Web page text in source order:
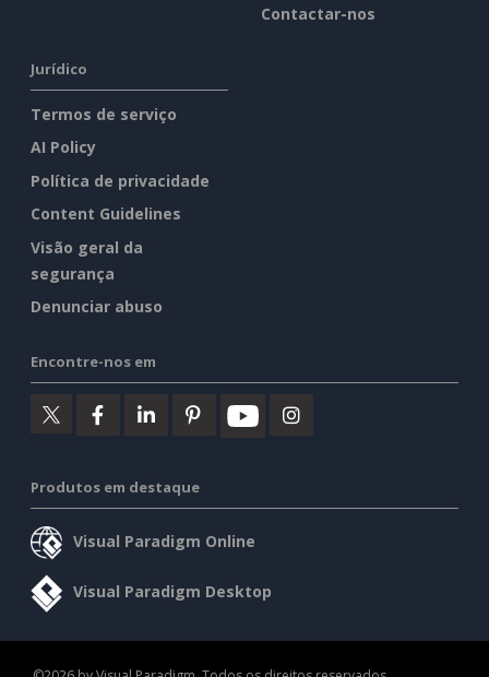
Contactar-nos
Jurídico
Termos de serviço
AI Policy
Política de privacidade
Content Guidelines
Visão geral da
segurança
Denunciar abuso
Encontre-nos em
Produtos em destaque
Visual Paradigm Online
Visual Paradigm Desktop